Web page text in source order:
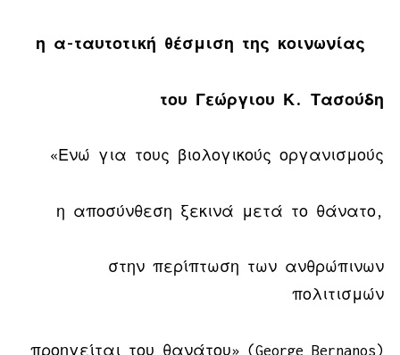
η α-ταυτοτική θέσμιση της κοινωνίας
του Γεώργιου Κ. Τασούδη
«Ενώ για τους βιολογικούς οργανισμούς
η αποσύνθεση ξεκινά μετά το θάνατο,
στην περίπτωση των ανθρώπινων
πολιτισμών
προηγείται του θανάτου» (George Bernanos)